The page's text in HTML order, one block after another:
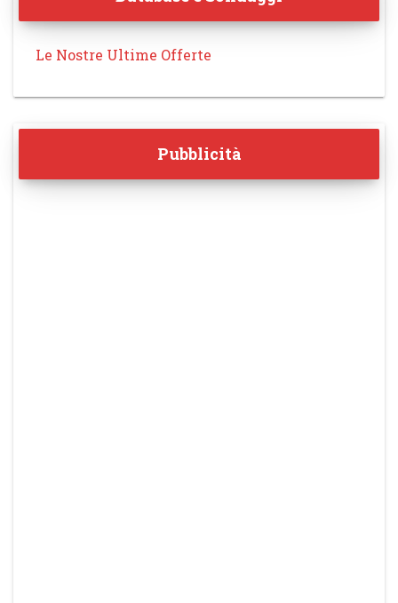
Le Nostre Ultime Offerte
Pubblicità